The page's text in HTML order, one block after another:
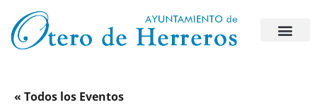
« Todos los Eventos